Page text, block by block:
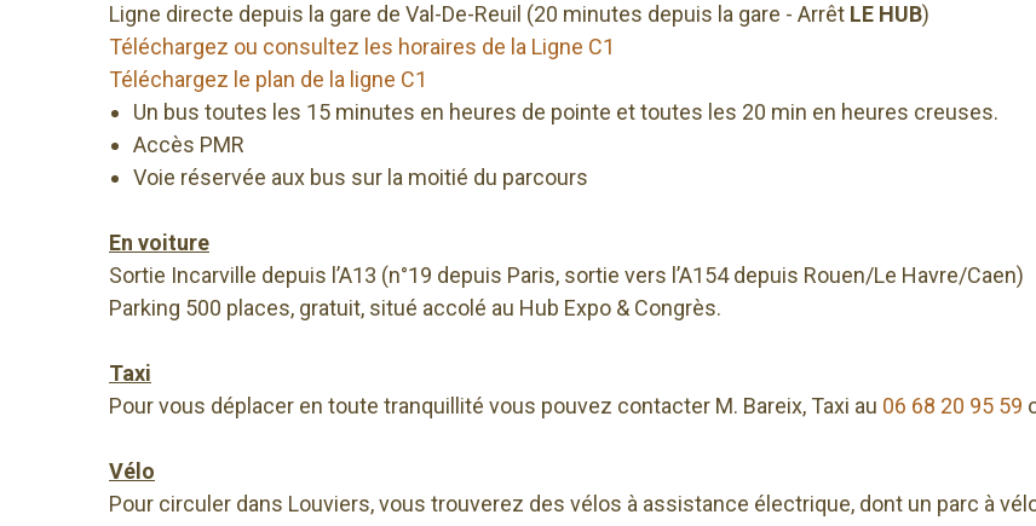
Ligne directe depuis la gare de Val-De-Reuil (20 minutes depuis la gare - Arrêt LE HUB)
Téléchargez ou consultez les horaires de la Ligne C1
Téléchargez le plan de la ligne C1
Un bus toutes les 15 minutes en heures de pointe et toutes les 20 min en heures creuses.
Accès PMR
Voie réservée aux bus sur la moitié du parcours
En voiture
Sortie Incarville depuis l’A13 (n°19 depuis Paris, sortie vers l’A154 depuis Rouen/Le Havre/Caen)
Parking 500 places, gratuit, situé accolé au Hub Expo & Congrès.
Taxi
Pour vous déplacer en toute tranquillité vous pouvez contacter M. Bareix, Taxi au 06 68 20 95 59
Vélo
Pour circuler dans Louviers, vous trouverez des vélos à assistance électrique, dont un parc à